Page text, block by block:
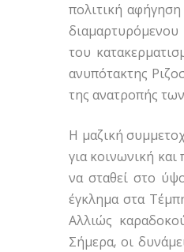
πολιτική
διαμαρτυρόμενου
του
ανυπότακτης
της ανατροπής
Η μαζική
για κοινωνική
να σταθεί στο
έγκλημα στα
Αλλιώς
Σήμερα, οι